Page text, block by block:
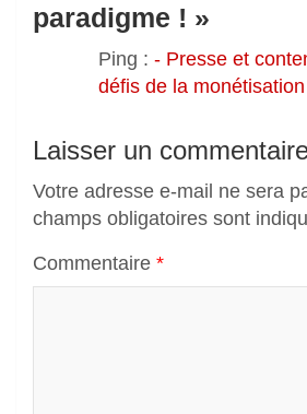
paradigme ! »
Ping : - Presse et
défis de la
Laisser un
Votre adresse e-mail ne sera
champs obligatoires sont
Commentaire *